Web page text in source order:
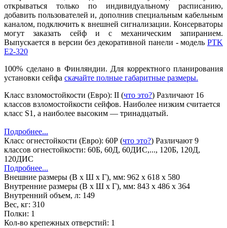
открываться только по индивидуальному расписанию,
добавить пользователей и, дополнив специальным кабельным
каналом, подключить к внешней сигнализации. Консерваторы
могут заказать сейф и с механическим запиранием.
Выпускается в версии без декоративной панели - модель PTK
E2-320
100% сделано в Финляндии. Для корректного планирования
установки сейфа скачайте полные габаритные размеры.
Класс взломостойкости (Евро): II (что это?) Различают 16
классов взломостойкости сейфов. Наиболее низким считается
класс S1, а наиболее высоким — тринадцатый.
Подробнее...
Класс огнестойкости (Евро): 60Р (что это?) Различают 9
классов огнестойкости: 60Б, 60Д, 60ДИС,..., 120Б, 120Д,
120ДИС
Подробнее...
Внешние размеры (В х Ш х Г), мм: 962 x 618 x 580
Внутренние размеры (В х Ш х Г), мм: 843 x 486 x 364
Внутренний объем, л: 149
Вес, кг: 310
Полки: 1
Кол-во крепежных отверстий: 1